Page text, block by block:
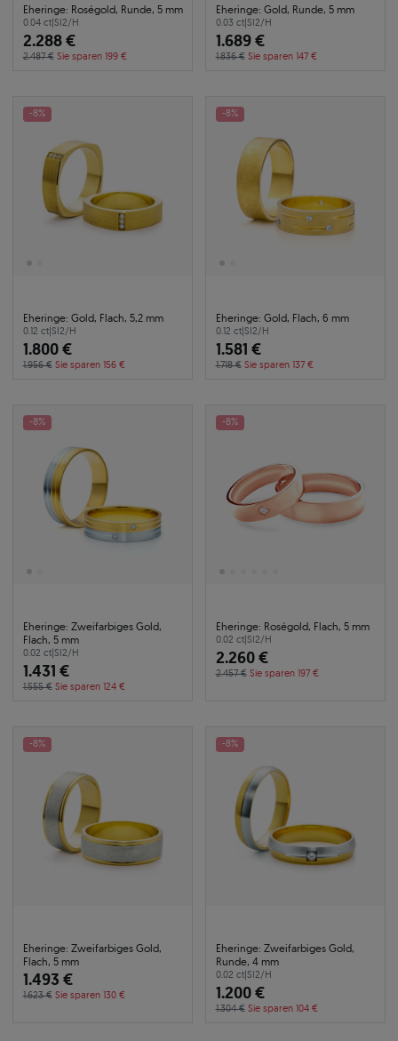
Eheringe: Roségold, Runde, 5 mm
0.04 ct|SI2/H
2.288 €
2.487 € Sie sparen 199 €
Eheringe: Gold, Runde, 5 mm
0.03 ct|SI2/H
1.689 €
1.836 € Sie sparen 147 €
-8%
Eheringe: Gold, Flach, 5,2 mm
0.12 ct|SI2/H
1.800 €
1.956 € Sie sparen 156 €
-8%
Eheringe: Gold, Flach, 6 mm
0.12 ct|SI2/H
1.581 €
1.718 € Sie sparen 137 €
-8%
Eheringe: Zweifarbiges Gold,
Flach, 5 mm
0.02 ct|SI2/H
1.431 €
1.555 € Sie sparen 124 €
-8%
Eheringe: Roségold, Flach, 5 mm
0.02 ct|SI2/H
2.260 €
2.457 € Sie sparen 197 €
-8%
Eheringe: Zweifarbiges Gold,
Flach, 5 mm
1.493 €
1.623 € Sie sparen 130 €
-8%
Eheringe: Zweifarbiges Gold,
Runde, 4 mm
0.02 ct|SI2/H
1.200 €
1.304 € Sie sparen 104 €